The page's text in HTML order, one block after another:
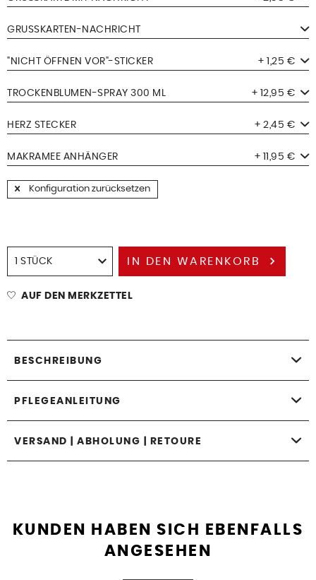
GRUSSKARTEN-NACHRICHT
"NICHT ÖFFNEN VOR"-STICKER + 1,25 €
TROCKENBLUMEN-SPRAY 300 ML + 12,95 €
HERZ STECKER + 2,45 €
MAKRAMEE ANHÄNGER + 11,95 €
Konfiguration zurücksetzen
IN DEN WARENKORB
AUF DEN MERKZETTEL
BESCHREIBUNG
PFLEGEANLEITUNG
VERSAND | ABHOLUNG | RETOURE
KUNDEN HABEN SICH EBENFALLS
ANGESEHEN